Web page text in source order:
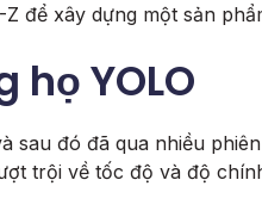
để xây dựng một sản
họ YOLO
sau đó đã qua nhiều
trội về tốc độ và độ